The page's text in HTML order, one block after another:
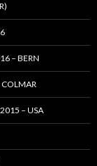
– BERN
COLMAR
– USA